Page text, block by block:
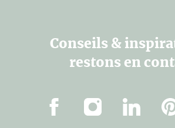
Conseils &
restons en
FacebookInstagramLinkedIn